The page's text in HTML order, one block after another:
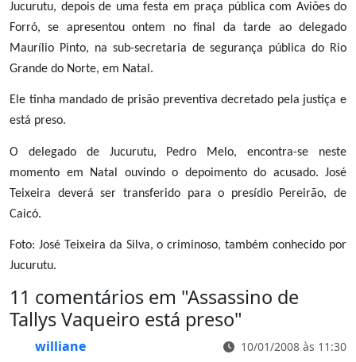
Jucurutu, depois de uma festa em praça pública com Aviões do
Forró, se apresentou ontem no final da tarde ao delegado
Maurílio Pinto, na sub-secretaria de segurança pública do Rio
Grande do Norte, em Natal.
Ele tinha mandado de prisão preventiva decretado pela justiça e
está preso.
O delegado de Jucurutu, Pedro Melo, encontra-se neste
momento em Natal ouvindo o depoimento do acusado. José
Teixeira deverá ser transferido para o presídio Pereirão, de
Caicó.
Foto: José Teixeira da Silva, o criminoso, também conhecido por
Jucurutu.
11 comentários em "Assassino de
Tallys Vaqueiro está preso"
williane 10/01/2008 às 11:30